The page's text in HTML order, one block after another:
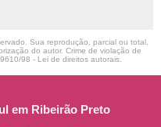
Sua reprodução, parcial ou total,
do autor. Crime de violação de
98 - Lei de direitos autorais
em Ribeirão Preto